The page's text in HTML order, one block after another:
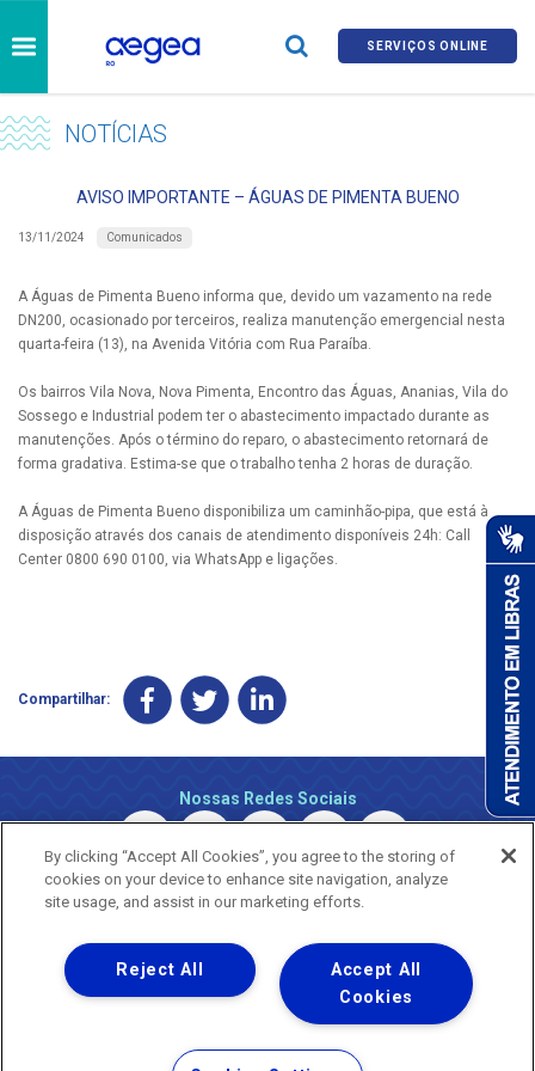
SERVIÇOS ONLINE
NOTÍCIAS
AVISO IMPORTANTE – ÁGUAS DE PIMENTA BUENO
13/11/2024 Comunicados
A Águas de Pimenta Bueno informa que, devido um vazamento na rede
DN200, ocasionado por terceiros, realiza manutenção emergencial nesta
quarta-feira (13), na Avenida Vitória com Rua Paraíba.
Os bairros Vila Nova, Nova Pimenta, Encontro das Águas, Ananias, Vila do
Sossego e Industrial podem ter o abastecimento impactado durante as
manutenções. Após o término do reparo, o abastecimento retornará de
forma gradativa. Estima-se que o trabalho tenha 2 horas de duração.
A Águas de Pimenta Bueno disponibiliza um caminhão-pipa, que está à
disposição através dos canais de atendimento disponíveis 24h: Call
Center 0800 690 0100, via WhatsApp e ligações.
Compartilhar:
Nossas Redes Sociais
Copyright © 2026 - Todos os Direitos Reservados.
Nossa natureza movimenta a vida
Termos Gerais de Uso de Sites e Aplicativos
By clicking “Accept All Cookies”, you agree to the storing of
cookies on your device to enhance site navigation, analyze
site usage, and assist in our marketing efforts.
Accept All
Cookies
Reject All